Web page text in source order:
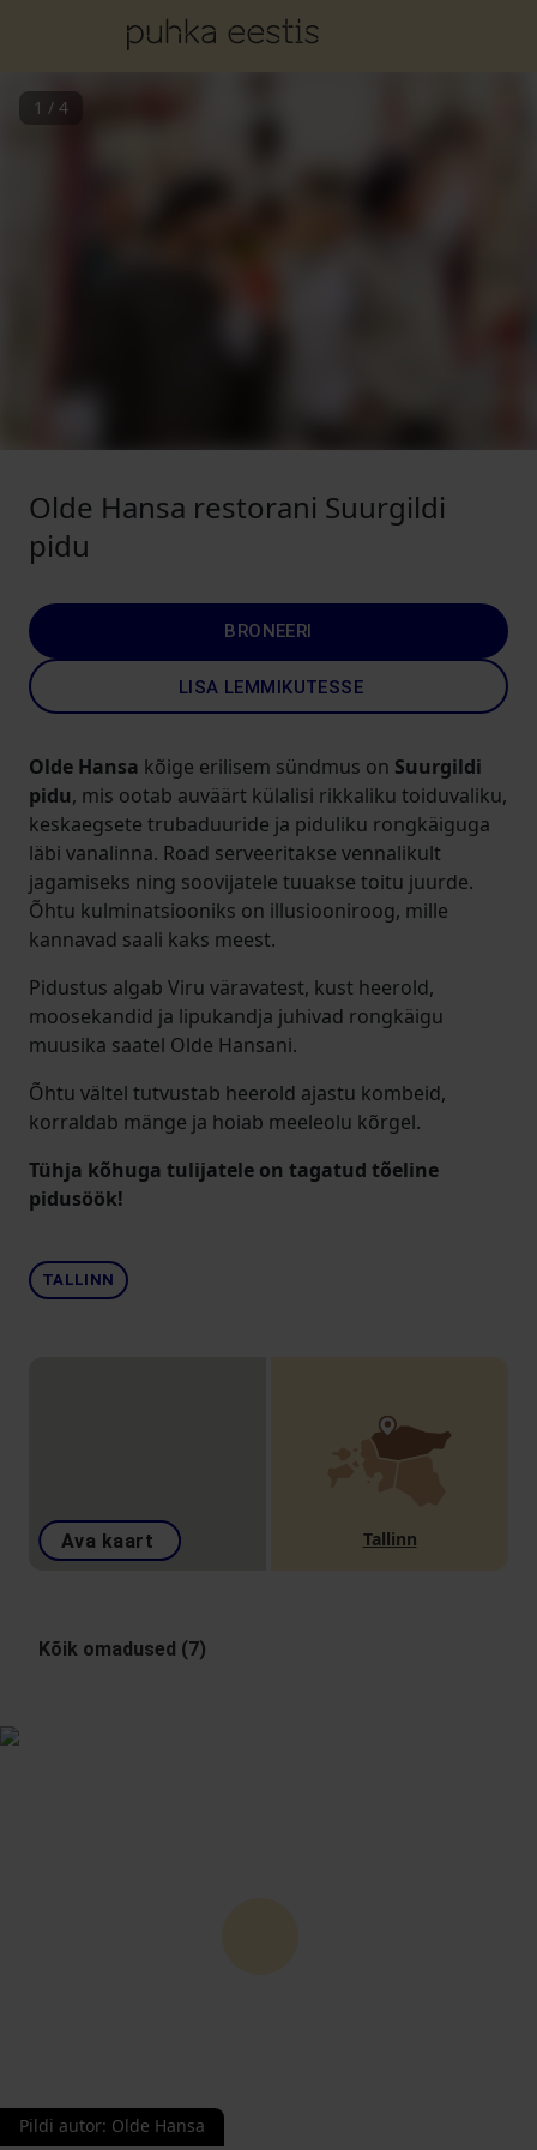
1 / 4
Olde Hansa restorani Suurgildi
pidu
BRONEERI
LISA LEMMIKUTESSE
Olde Hansa kõige erilisem sündmus on Suurgildi
pidu, mis ootab auväärt külalisi rikkaliku toiduvaliku,
keskaegsete trubaduuride ja piduliku rongkäiguga
läbi vanalinna. Road serveeritakse vennalikult
jagamiseks ning soovijatele tuuakse toitu juurde.
Õhtu kulminatsiooniks on illusiooniroog, mille
kannavad saali kaks meest.
Pidustus algab Viru väravatest, kust heerold,
moosekandid ja lipukandja juhivad rongkäigu
muusika saatel Olde Hansani.
Õhtu vältel tutvustab heerold ajastu kombeid,
korraldab mänge ja hoiab meeleolu kõrgel.
Tühja kõhuga tulijatele on tagatud tõeline
pidusöök!
TALLINN
Ava kaart Tallinn
Kõik omadused (7)
Pildi autor: Olde Hansa